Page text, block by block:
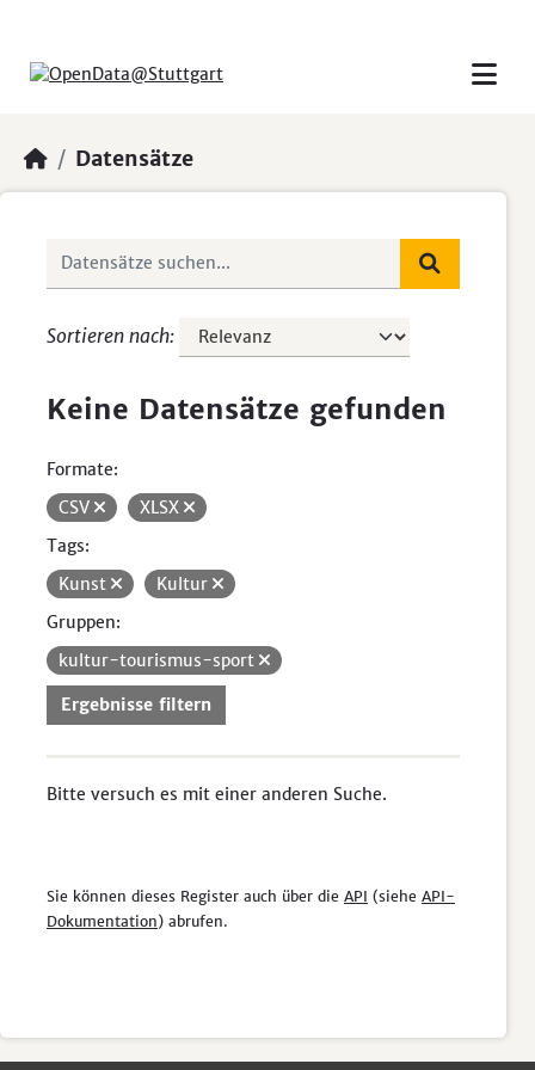
Datensätze
Sortieren nach
Keine Datensätze gefunden
Formate:
CSV
XLSX
Tags:
Kunst
Kultur
Gruppen:
kultur-tourismus-sport
Ergebnisse filtern
Bitte versuch es mit einer anderen Suche.
Sie können dieses Register auch über die API (siehe API-
Dokumentation) abrufen.